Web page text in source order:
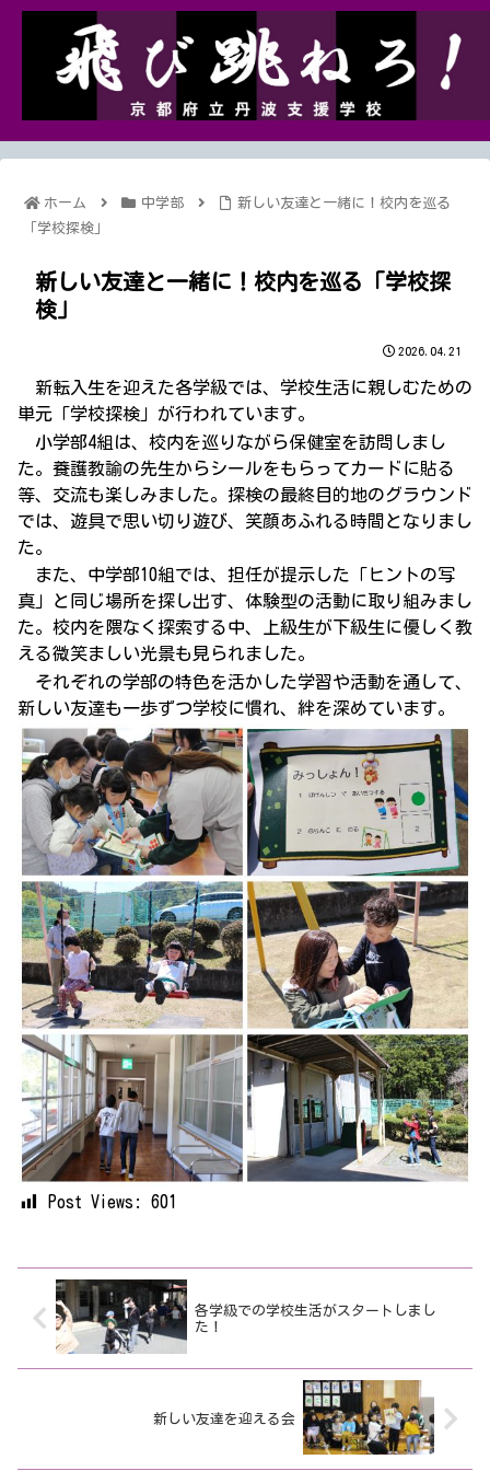
ホーム 中学部
新しい友達と一緒に！校内を巡る
「学校探検」
新しい友達と一緒に！校内を巡る「学校探
検」
2026.04.21
新転入生を迎えた各学級では、学校生活に親しむための
単元「学校探検」が行われています。
小学部4組は、校内を巡りながら保健室を訪問しまし
た。養護教諭の先生からシールをもらってカードに貼る
等、交流も楽しみました。探検の最終目的地のグラウンド
では、遊具で思い切り遊び、笑顔あふれる時間となりまし
た。
また、中学部10組では、担任が提示した「ヒントの写
真」と同じ場所を探し出す、体験型の活動に取り組みまし
た。校内を隈なく探索する中、上級生が下級生に優しく教
える微笑ましい光景も見られました。
それぞれの学部の特色を活かした学習や活動を通して、
新しい友達も一歩ずつ学校に慣れ、絆を深めています。
Post Views: 601
各学級での学校生活がスタートしまし
た！
新しい友達を迎える会